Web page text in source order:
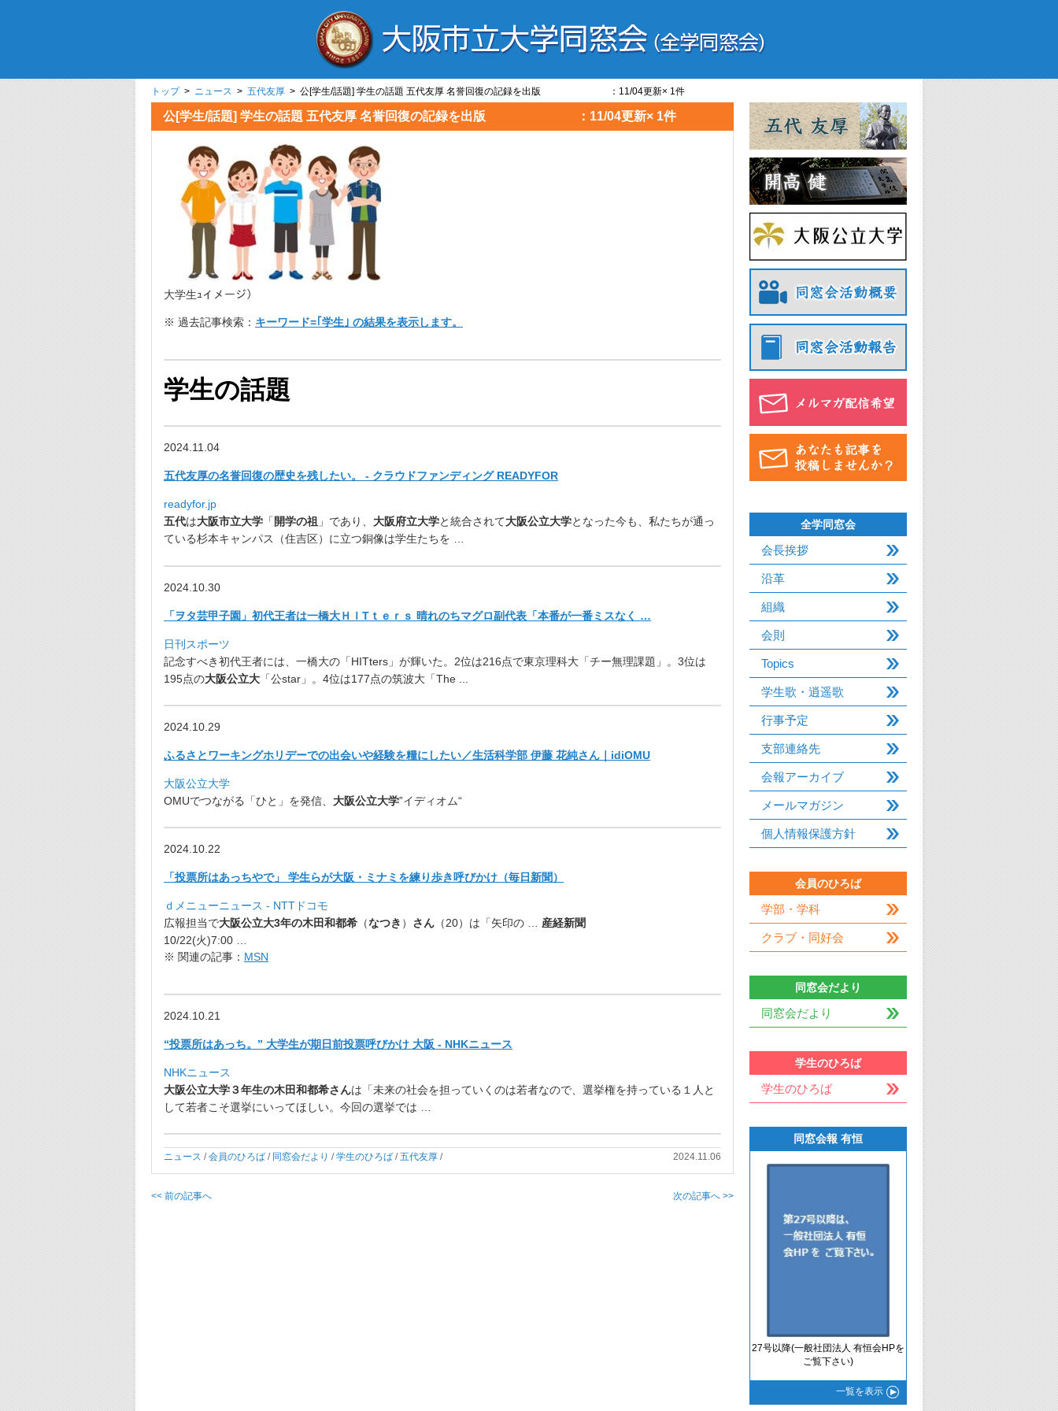
トップ> ニュース > 五代友厚 > 公[学生/話題] 学生の話題 五代友厚 名誉回復の記録を出版 ：11/04更新× 1件
公[学生/話題] 学生の話題 五代友厚 名誉回復の記録を出版 ：11/04更新× 1件
大学生ｭイメージ）
※ 過去記事検索： キーワード=｢学生｣ の結果を表示します。
学生の話題
2024.11.04
五代友厚の名誉回復の歴史を残したい。 - クラウドファンディング READYFOR
readyfor.jp
五代は大阪市立大学 「 開学の祖 」であり、 大阪府立大学と統合されて大阪公立大学となった今も、 私たちが通っ
ている杉本キャンパス（住吉区） に立つ銅像は学生たちを …
2024.10.30
「ヲタ芸甲子園」初代王者は一橋大ＨＩTｔｅｒｓ 晴れのちマグロ副代表「本番が一番ミスなく …
日刊スポーツ
記念すべき初代王者には、一橋大の「HITters」が輝いた。 2位は216点で東京理科大「チー無理課題」。3位は
195点の大阪公立大 「公star」。4位は177点の筑波大「The .
2024.10.29
ふるさとワーキングホリデーでの出会いや経験を糧にしたい／生活科学部 伊藤 花純さん｜idiOMU
大阪公立大学
OMUでつながる「ひと」を発信、 大阪公立大学”イディオム“
2024.10.22
「投票所はあっちやで」 学生らが大阪・ミナミを練り歩き呼びかけ（毎日新聞）
ｄメニューニュース - NTTドコモ
広報担当で大阪公立大3年の木田和都希 （なつき ） さん （20） は「矢印の … 産経新聞
10/22(火)7:00 …
※ 関連の記事： MSN
2024.10.21
“投票所はあっち。” 大学生が期日前投票呼びかけ 大阪 - NHKニュース
NHKニュース
大阪公立大学３年生の木田和都希さんは「未来の社会を担っていくのは若者なので、 選挙権を持っている１人と
して若者こそ選挙にいってほしい。 今回の選挙では …
ニュース /会員のひろば / 同窓会だより /学生のひろば /五代友厚 / 2024.11.06
<< 前の記事へ 次の記事へ >>
全学同窓会
会長挨拶
沿革
組織
会則
Topics
学生歌・逍遥歌
行事予定
支部連絡先
会報アーカイブ
メールマガジン
個人情報保護方針
会員のひろば
学部・学科
クラブ・同好会
同窓会だより
同窓会だより
学生のひろば
学生のひろば
同窓会報 有恒
27号以降(一般社団法人 有恒会HPを
ご覧下さい)
一覧を表示